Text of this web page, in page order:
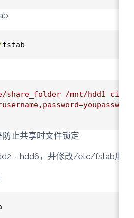
fstab
share_folder /mnt/hdd1 cifs
止共享时文件锁定
– hdd6，并修改/etc/fstab用来